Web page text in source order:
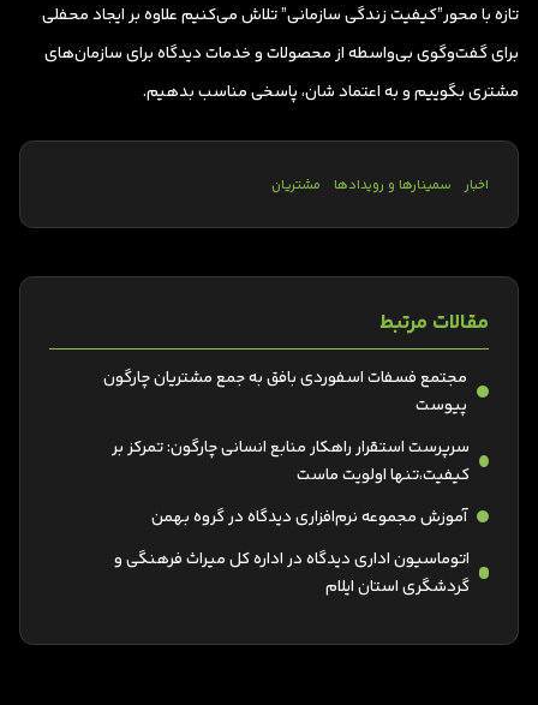
تازه با محور”کیفیت زندگی سازمانی” تلاش می‌کنیم علاوه بر ایجاد محفلی
برای گفت‌‌وگوی بی‌واسطه از محصولات و خدمات دیدگاه برای سازمان‌های
مشتری بگوییم و به اعتماد شان، پاسخی مناسب بدهیم.
اخبار سمینارها و رویدادها مشتریان
مقالات مرتبط
مجتمع فسفات اسفوردی بافق به جمع مشتریان چارگون
پیوست
سرپرست استقرار راهکار منابع انسانی چارگون: تمرکز بر
کیفیت،تنها اولویت ماست
آموزش مجموعه نرم‌افزاری دیدگاه در گروه بهمن
اتوماسیون اداری دیدگاه در اداره کل میراث فرهنگی و
گردشگری استان ایلام